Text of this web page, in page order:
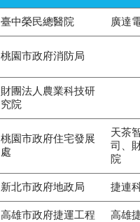
臺中榮民總醫院 廣達
桃園市政府消防局
財團法人農業科技研
究院
桃園市政府住宅發展
處
天茶
司、
院
新北市政府地政局 捷連
高雄市政府捷運工程
高雄